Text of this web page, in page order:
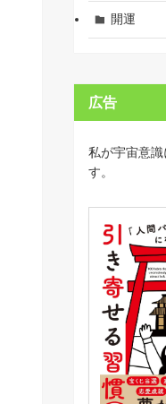
開運
広告
私が宇宙意
す。